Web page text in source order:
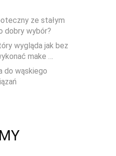
ze stałym
dobry wybór?
wygląda jak bez
make …
do wąskiego